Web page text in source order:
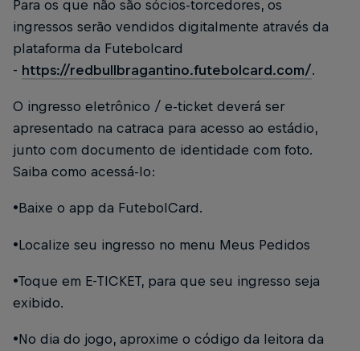
Para os que não são sócios-torcedores, os
ingressos serão vendidos digitalmente através da
plataforma da Futebolcard
- https://redbullbragantino.futebolcard.com/.
O ingresso eletrônico / e-ticket deverá ser
apresentado na catraca para acesso ao estádio,
junto com documento de identidade com foto.
Saiba como acessá-lo:
•Baixe o app da FutebolCard.
•Localize seu ingresso no menu Meus Pedidos
•Toque em E-TICKET, para que seu ingresso seja
exibido.
•No dia do jogo, aproxime o código da leitora da